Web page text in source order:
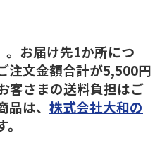
お届け先1か所につ
注文金額合計が5,500円
客さまの送料負担はご
は、 株式会社大和の